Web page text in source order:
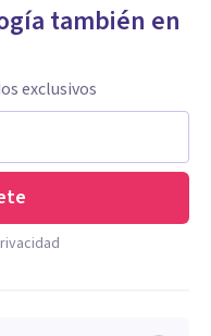
también en
exclusivos